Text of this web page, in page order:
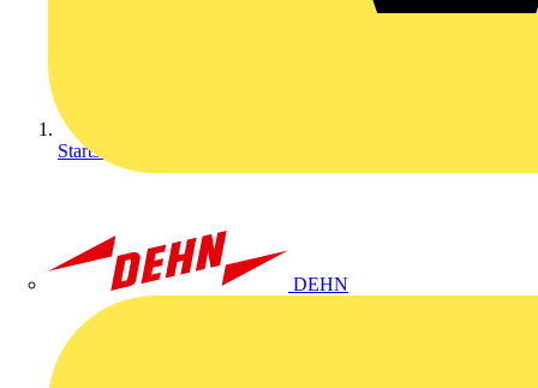
DEHN
Startseite